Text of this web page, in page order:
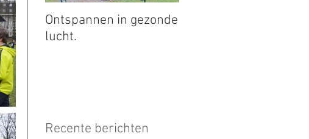
Ontspannen in gezonde
lucht.
Recente berichten